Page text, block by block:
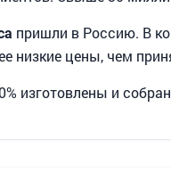
пришли в Россию. В
низкие цены, чем
изготовлены и